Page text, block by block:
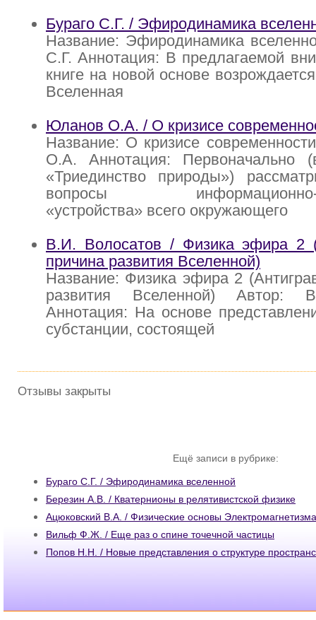
Бураго С.Г. / Эфиродинамика
Название: Эфиродинамика
С.Г. Аннотация: В предлагаемой
книге на новой основе
Вселенная
Юланов О.А. / О кризисе
Название: О кризисе
О.А. Аннотация: Первоначально
«Триединство природы»)
вопросы информационно-
«устройства» всего окружающего
В.И. Волосатов / Физика эфира 2
причина развития Вселенной)
Название: Физика эфира 2
развития Вселенной) Автор:
Аннотация: На основе
субстанции, состоящей
Отзывы закрыты
Ещё записи в рубрике:
Бураго С.Г. / Эфиродинамика вселенной
Березин А.В. / Кватернионы в релятивистской физике
Ацюковский В.А. / Физические основы Электромагнетизма
Вильф Ф.Ж. / Еще раз о спине точечной частицы
Попов Н.Н. / Новые представления о структуре